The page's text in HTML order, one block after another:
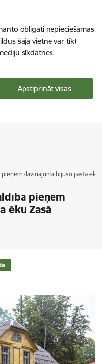
obligāti nepieciešamās
šajā vietnē var tikt
sīkdatnes.
Apstiprināt visas
pieņem dāvinājumā bijušo pasta ēku
pieņem
ēku Zasā